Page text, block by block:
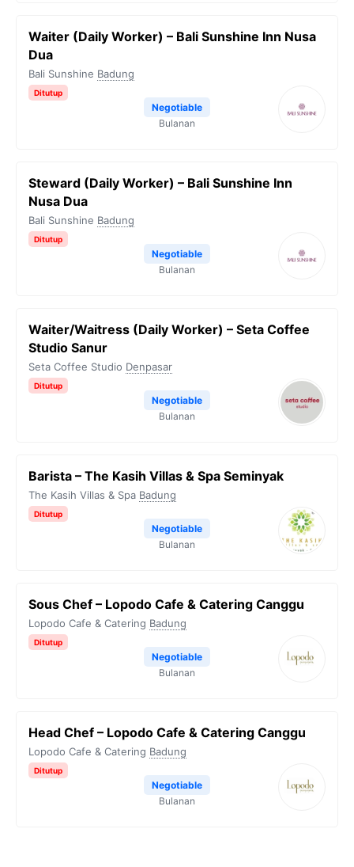
Waiter (Daily Worker) – Bali Sunshine Inn Nusa
Dua
Bali Sunshine Badung
Ditutup
Negotiable
Bulanan
Steward (Daily Worker) – Bali Sunshine Inn
Nusa Dua
Bali Sunshine Badung
Ditutup
Negotiable
Bulanan
Waiter/Waitress (Daily Worker) – Seta Coffee
Studio Sanur
Seta Coffee Studio Denpasar
Ditutup
Negotiable
Bulanan
Barista – The Kasih Villas & Spa Seminyak
The Kasih Villas & Spa Badung
Ditutup
Negotiable
Bulanan
Sous Chef – Lopodo Cafe & Catering Canggu
Lopodo Cafe & Catering Badung
Ditutup
Negotiable
Bulanan
Head Chef – Lopodo Cafe & Catering Canggu
Lopodo Cafe & Catering Badung
Ditutup
Negotiable
Bulanan